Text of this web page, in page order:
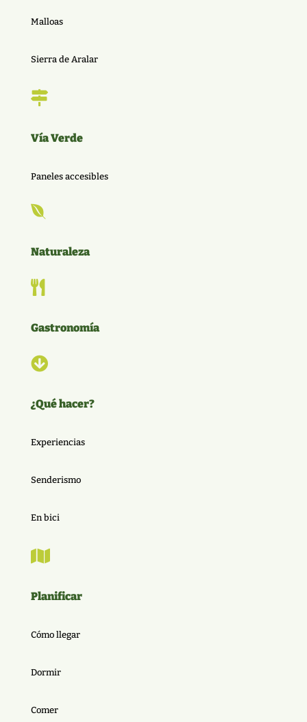
Malloas
Sierra de Aralar

Vía Verde
Paneles accesibles

Naturaleza

Gastronomía

¿Qué hacer?
Experiencias
Senderismo
En bici

Planificar
Cómo llegar
Dormir
Comer